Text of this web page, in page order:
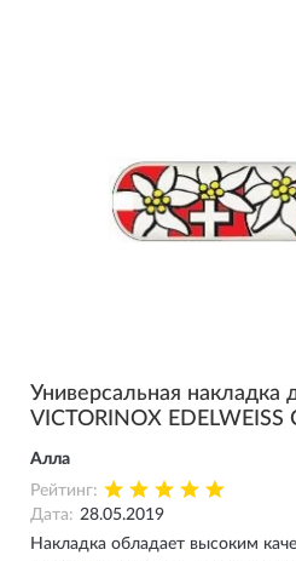
Универсальная накладка
VICTORINOX EDELWEISS
Алла
Рейтинг:
Дата: 28.05.2019
Накладка обладает высоким